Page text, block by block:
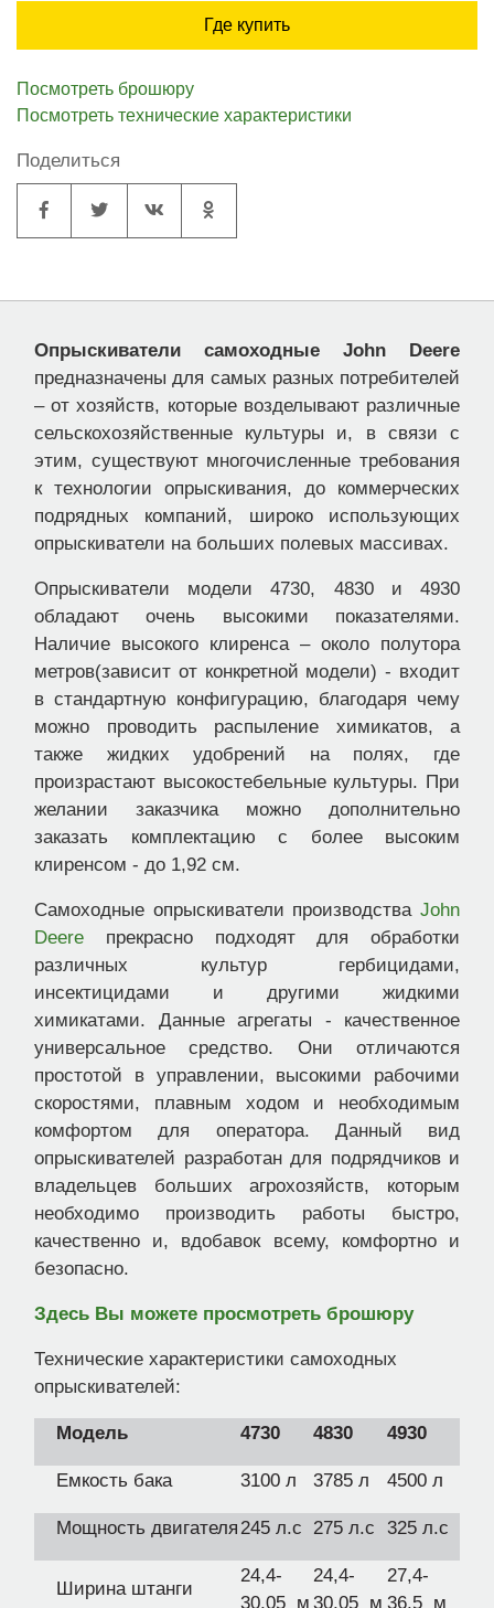
Где купить
Посмотреть брошюру
Посмотреть технические характеристики
Поделиться
Опрыскиватели самоходные John Deere
предназначены для самых разных потребителей
– от хозяйств, которые возделывают различные
сельскохозяйственные культуры и, в связи с
этим, существуют многочисленные требования
к технологии опрыскивания, до коммерческих
подрядных компаний, широко использующих
опрыскиватели на больших полевых массивах.
Опрыскиватели модели 4730, 4830 и 4930
обладают очень высокими показателями.
Наличие высокого клиренса – около полутора
метров(зависит от конкретной модели) - входит
в стандартную конфигурацию, благодаря чему
можно проводить распыление химикатов, а
также жидких удобрений на полях, где
произрастают высокостебельные культуры. При
желании заказчика можно дополнительно
заказать комплектацию с более высоким
клиренсом - до 1,92 см.
Самоходные опрыскиватели производства John
Deere прекрасно подходят для обработки
различных культур гербицидами,
инсектицидами и другими жидкими
химикатами. Данные агрегаты - качественное
универсальное средство. Они отличаются
простотой в управлении, высокими рабочими
скоростями, плавным ходом и необходимым
комфортом для оператора. Данный вид
опрыскивателей разработан для подрядчиков и
владельцев больших агрохозяйств, которым
необходимо производить работы быстро,
качественно и, вдобавок всему, комфортно и
безопасно.
Здесь Вы можете просмотреть брошюру
Технические характеристики самоходных
опрыскивателей:
Модель 4730 4830 4930
Емкость бака 3100 л 3785 л 4500 л
Мощность двигателя 245 л.с 275 л.с 325 л.с
Ширина штанги
24,4-
30,05 м
24,4-
30,05 м
27,4-
36,5 м